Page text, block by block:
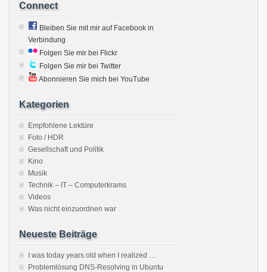
Connect
Bleiben Sie mit mir auf Facebook in
Verbindung
Folgen Sie mir bei Flickr
Folgen Sie mir bei Twitter
Abonnieren Sie mich bei YouTube
Kategorien
Empfohlene Lektüre
Foto / HDR
Gesellschaft und Politik
Kino
Musik
Technik – IT – Computerkrams
Videos
Was nicht einzuordnen war
Neueste Beiträge
I was today years old when I realized …
Problemlösung DNS-Resolving in Ubuntu